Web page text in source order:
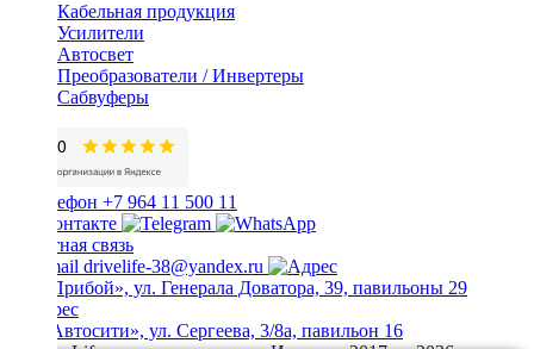
Кабельная продукция
Усилители
Автосвет
Преобразователи / Инвертеры
Сабвуферы
+7 964 11 500 11
Обратная связь
drivelife-38@yandex.ru
ТЦ «Прибой», ул. Генерала Доватора, 39, павильоны 29
ТЦ «Автосити», ул. Сергеева, 3/8а, павильон 16